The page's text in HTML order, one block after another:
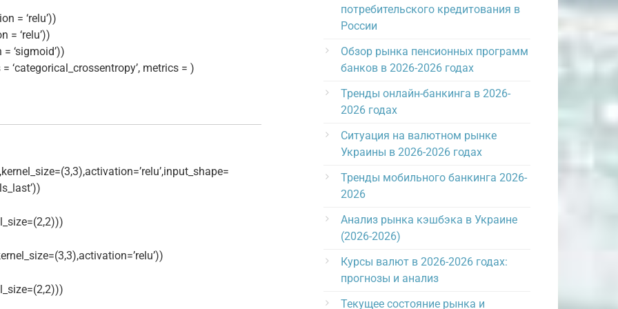
= ‘relu’))
= ‘relu’))
‘sigmoid’))
‘categorical_crossentropy’, metrics = )
потребительского кредитования в
России
Обзор рынка пенсионных программ
банков в 2026-2026 годах
Тренды онлайн-банкинга в 2026-
2026 годах
Ситуация на валютном рынке
Украины в 2026-2026 годах
Тренды мобильного банкинга 2026-
2026
Анализ рынка кэшбэка в Украине
(2026-2026)
Курсы валют в 2026-2026 годах:
прогнозы и анализ
Текущее состояние рынка и